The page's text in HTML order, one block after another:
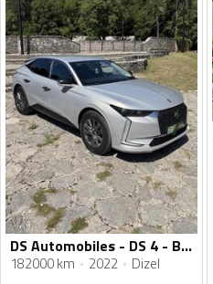
DS Automobiles - DS 4 - BASTILLE
182000 km 2022 Dizel